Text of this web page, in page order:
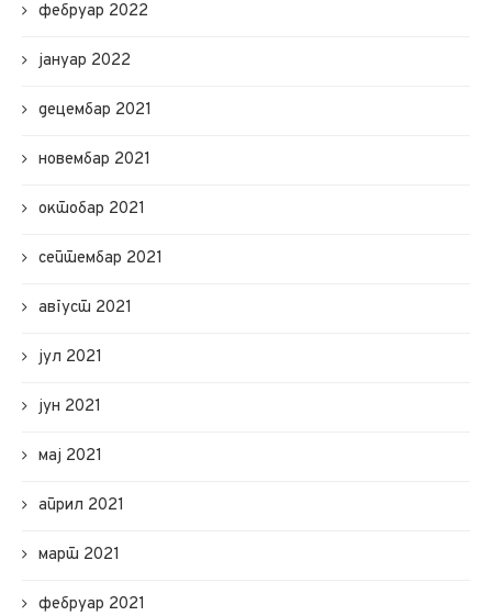
фебруар 2022
јануар 2022
децембар 2021
новембар 2021
октобар 2021
септембар 2021
август 2021
јул 2021
јун 2021
мај 2021
април 2021
март 2021
фебруар 2021